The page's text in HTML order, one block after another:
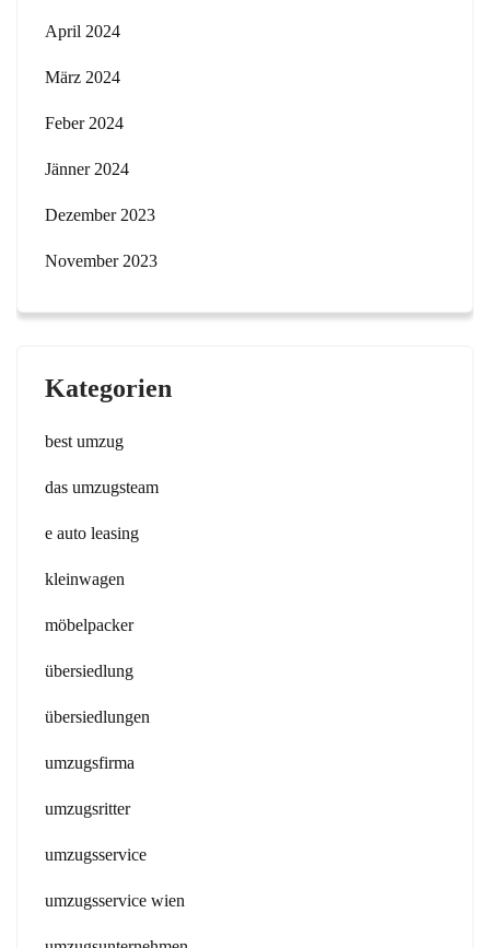
April 2024
März 2024
Feber 2024
Jänner 2024
Dezember 2023
November 2023
Kategorien
best umzug
das umzugsteam
e auto leasing
kleinwagen
möbelpacker
übersiedlung
übersiedlungen
umzugsfirma
umzugsritter
umzugsservice
umzugsservice wien